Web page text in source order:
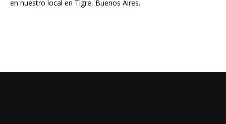
en nuestro local en Tigre, Buenos Aires.